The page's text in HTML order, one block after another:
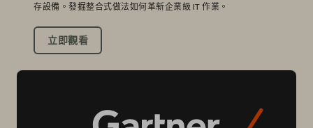
存設備。發掘整合式做法如何革新企業級 IT 作業。
立即觀看